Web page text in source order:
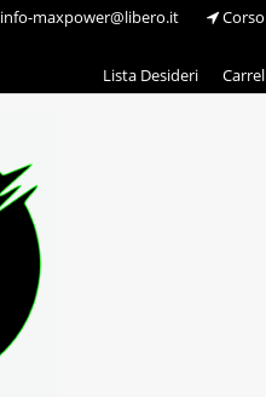
info-maxpower@libero.it
Corso
Lista Desideri